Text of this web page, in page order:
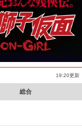
19:20更新
総合